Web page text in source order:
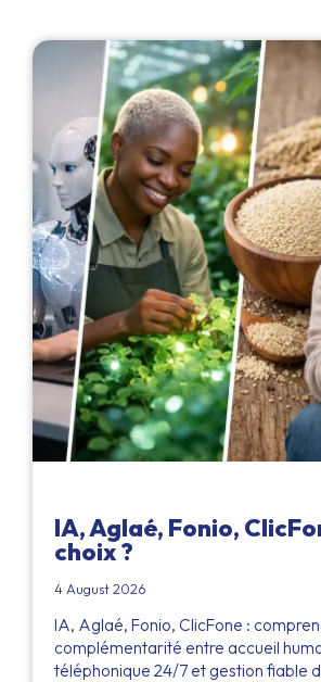
IA, Aglaé, Fonio,
choix ?
4 August 2026
IA, Aglaé, Fonio, ClicFone :
complémentarité entre accueil
téléphonique 24/7 et gestion fiable